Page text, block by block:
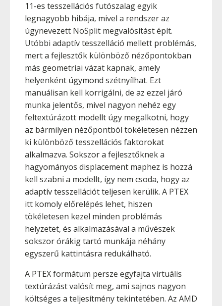
11-es tesszellációs futószalag egyik
legnagyobb hibája, mivel a rendszer az
úgynevezett NoSplit megvalósítást épít.
Utóbbi adaptív tesszelláció mellett problémás,
mert a fejlesztők különböző nézőpontokban
más geometriai vázat kapnak, amely
helyenként úgymond szétnyílhat. Ezt
manuálisan kell korrigálni, de az ezzel járó
munka jelentős, mivel nagyon nehéz egy
feltextúrázott modellt úgy megalkotni, hogy
az bármilyen nézőpontból tökéletesen nézzen
ki különböző tesszellációs faktorokat
alkalmazva. Sokszor a fejlesztőknek a
hagyományos displacement maphez is hozzá
kell szabni a modellt, így nem csoda, hogy az
adaptív tesszellációt teljesen kerülik. A PTEX
itt komoly előrelépés lehet, hiszen
tökéletesen kezel minden problémás
helyzetet, és alkalmazásával a művészek
sokszor órákig tartó munkája néhány
egyszerű kattintásra redukálható.
A PTEX formátum persze egyfajta virtuális
textúrázást valósít meg, ami sajnos nagyon
költséges a teljesítmény tekintetében. Az AMD